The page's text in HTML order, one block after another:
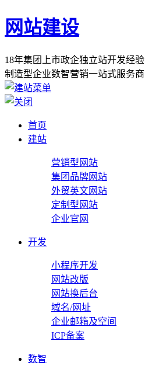
网站建设
18年集团 上市政企独立站开发经验
制 造型企业数智营销一站式服务商
首页
建站
营销型网站
集团品牌网站
外贸英文网站
定制型网站
企业官网
开发
小程序开发
网站改版
网站换后台
域名/网址
企业邮箱及空间
ICP备案
数智